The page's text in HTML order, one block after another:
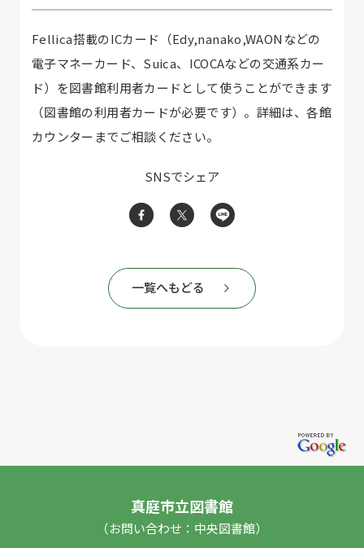
Fellica搭載のICカード（Edy,nanako,WAON などの
電子マネーカード、 Suica、ICOCAなどの交通系カー
ド）を図書館利用者カードとして使うことができます
（図書館の利用者カードが必要です）。詳細は、各館
カウンターまでご相談ください。
SNSでシェア
一覧へもどる
真庭市立図書館
（お問い合わせ：中央図書館）